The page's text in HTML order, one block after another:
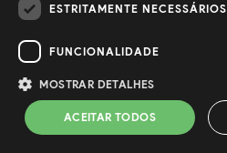
Visão Geral
Estatuto Social
Política de Privacidade
ESTRITAMENTE NECESSÁRIOS
FUNCIONALIDADE
MOSTRAR DETALHES
ACEITAR TODOS